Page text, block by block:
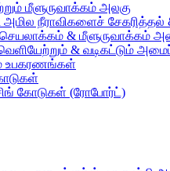
மீளுருவாக்கம் அலகு
அமில நீராவிகளைச்
& மீளுருவாக்கம்
& வடிகட்டும்
உபகரணங்கள்
கோடுகள் (ரோபோர்ட்)